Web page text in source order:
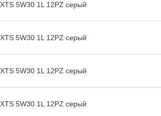
XTS 5W30 1L 12PZ серый
XTS 5W30 1L 12PZ серый
XTS 5W30 1L 12PZ серый
XTS 5W30 1L 12PZ серый